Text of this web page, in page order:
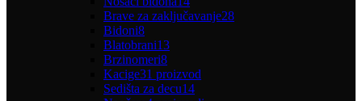
Brave za zaključavanje28
Bidoni8
Blatobrani13
Brzinomeri8
Kacige31 proizvod
Sedišta za decu14